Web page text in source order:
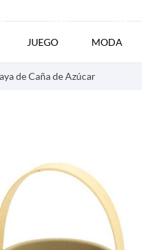
JUEGO MODA
de Caña de Azúcar